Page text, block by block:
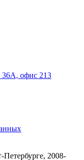
36А, офис 213
2008-